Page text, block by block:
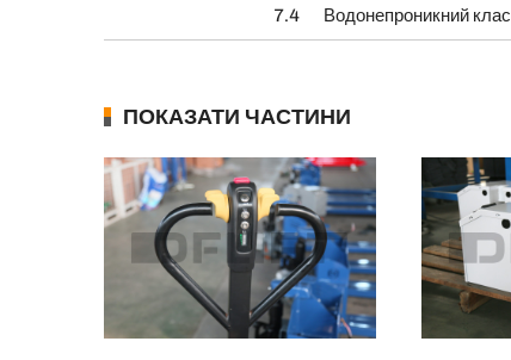
7.4 Водонепроникний клас
ПОКАЗАТИ ЧАСТИНИ